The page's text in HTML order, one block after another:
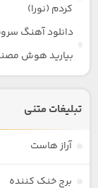
کردم (نورا)
دانلود آهنگ
بیارید هوش
تبلیغات متنی
آراز هاست
برج خنک کننده